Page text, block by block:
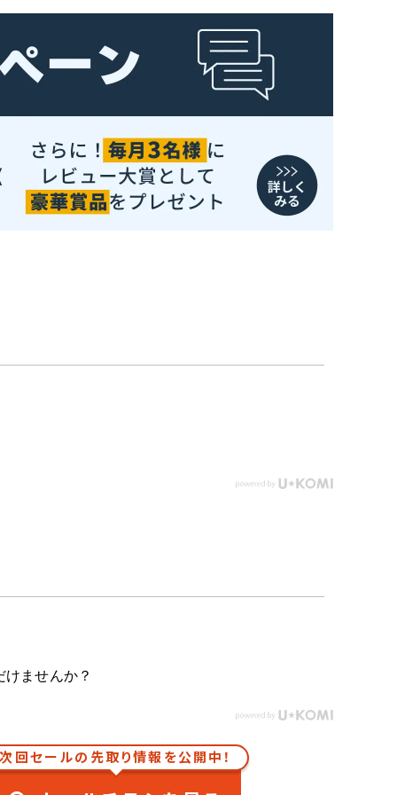
ませんか？
次回セールの先取り情報を公開中！